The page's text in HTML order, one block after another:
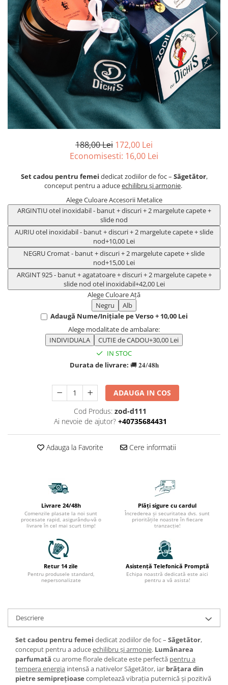
PERSONALIZATE
Bratari cu Nume
Bratari cu Initiale
Bratari cu Mesaje Motivationale
Bratari Personalizate pt. BARBATI
dragi
Bratari Personalizate FEMEI iubite
Bratari Personalizate pt CUPLURI
indragite
Bratari Personalizate pt COPII
Bratara Te Iubim Tati
Bratari Baieti
Bratari Fete
TIPURI
Bratari din Piele
Bratari din Margele de Portelan
Bratari din Pietre Semipretioase
Bratari Zodii cu Dichis
Bratari pentru Aromaterapie
Bratari cu Perle Naturale
Cadouri Prieteni
Cadouri Amuzante
Cadouri de Casa Noua
Seturi Cadou
Banut Mot
188,00 Lei 172,00 Lei
Economisesti: 16,00 Lei
Set cadou pentru femei dedicat zodiilor de foc – Săgetător,
conceput pentru a aduceechilibru și armonie.
Alege Culoare Accesorii Metalice
ARGINTIU otel inoxidabil - banut + discuri + 2 margelute capete +
slide nod
AURIU otel inoxidabil - banut + discuri + 2 margelute capete + slide
nod+10,00 Lei
NEGRU Cromat - banut + discuri + 2 margelute capete + slide
nod+15,00 Lei
ARGINT 925 - banut + agatatoare + discuri + 2 margelute capete +
slide nod otel inoxidabil+42,00 Lei
Alege Culoare Ață
Negru
Alb
Adaugă Nume/Inițiale pe Verso + 10,00 Lei
Alege modalitate de ambalare:
INDIVIDUALA
CUTIE de CADOU+30,00 Lei
IN STOC
Durata de livrare: 🚚 𝟐𝟒/𝟒𝟖𝐡
ADAUGA IN COS
Cod Produs: zod-d111
Ai nevoie de ajutor? +40735684431
Adauga la Favorite Cere informatii
Livrare 24/48h
Comenzile plasate la noi sunt
procesate rapid, asigurându-vă o
livrare în cel mai scurt timp!
Plăți sigure cu cardul
Încrederea și securitatea dvs. sunt
prioritățile noastre în fiecare
tranzacție!
Retur 14 zile
Pentru produsele standard,
nepersonalizate
Asistență Telefonică Promptă
Echipa noastră dedicată este aici
pentru a vă asista!
Descriere
Set cadou pentru femei dedicat zodiilor de foc – Săgetător,
conceput pentru a aduceechilibru și armonie. Lumânarea
parfumată cu arome florale delicate este perfectă pentru a
tempera energia intensă a nativelor Săgetător, iar brățara din
pietre semiprețioase completează vibrația puternică și pozitivă